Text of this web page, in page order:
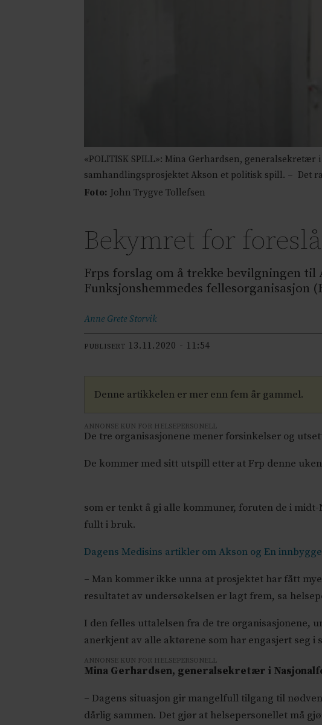
«POLITISK SPILL»: Mina Gerhardsen,
samhandlingsprosjektet Akson et politisk spill. – Det
Foto: John Trygve Tollefsen
Bekymret for
Frps forslag om å trekke bevilgningen
Funksjonshemmedes fellesorganisasjon
Anne Grete Storvik
PUBLISERT 13.11.2020 - 11:54
Denne artikkelen er mer enn fem år gammel.
ANNONSE KUN FOR HELSEPERSONELL
De tre organisasjonene mener forsinkelser og
De kommer med sitt utspill etter at Frp denne
som er tenkt å gi alle kommuner, foruten de i
fullt i bruk.
Dagens Medisins artikler om Akson og En
– Man kommer ikke unna at prosjektet har fått
resultatet av undersøkelsen er lagt frem, sa
I den felles uttalelsen fra de tre organisasjonene,
anerkjent av alle aktørene som har engasjert seg
ANNONSE KUN FOR HELSEPERSONELL
Mina Gerhardsen, generalsekretær i
– Dagens situasjon gir mangelfull tilgang til
dårlig sammen. Det gjør at helsepersonellet må